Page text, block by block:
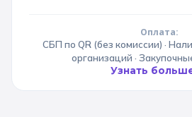
Оплата:
СБП по QR (без комиссии) ·
организаций ·
Узнать